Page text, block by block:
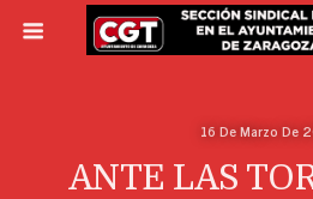
16 De Marzo De
ANTE LAS